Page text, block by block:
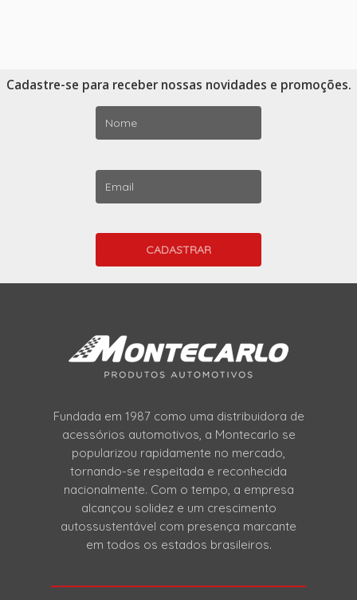
Cadastre-se para receber nossas novidades e promoções.
Fundada em 1987 como uma distribuidora de
acessórios automotivos, a Montecarlo se
popularizou rapidamente no mercado,
tornando-se respeitada e reconhecida
nacionalmente. Com o tempo, a empresa
alcançou solidez e um crescimento
autossustentável com presença marcante
em todos os estados brasileiros.